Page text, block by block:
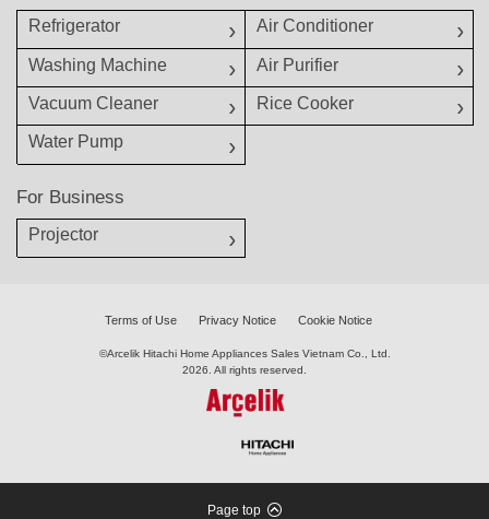
Refrigerator Air Conditioner
Washing Machine Air Purifier
Vacuum Cleaner Rice Cooker
Water Pump
For Business
Projector
Terms of Use Privacy Notice Cookie Notice
©Arcelik Hitachi Home Appliances Sales Vietnam Co., Ltd.
2026. All rights reserved.
Page top